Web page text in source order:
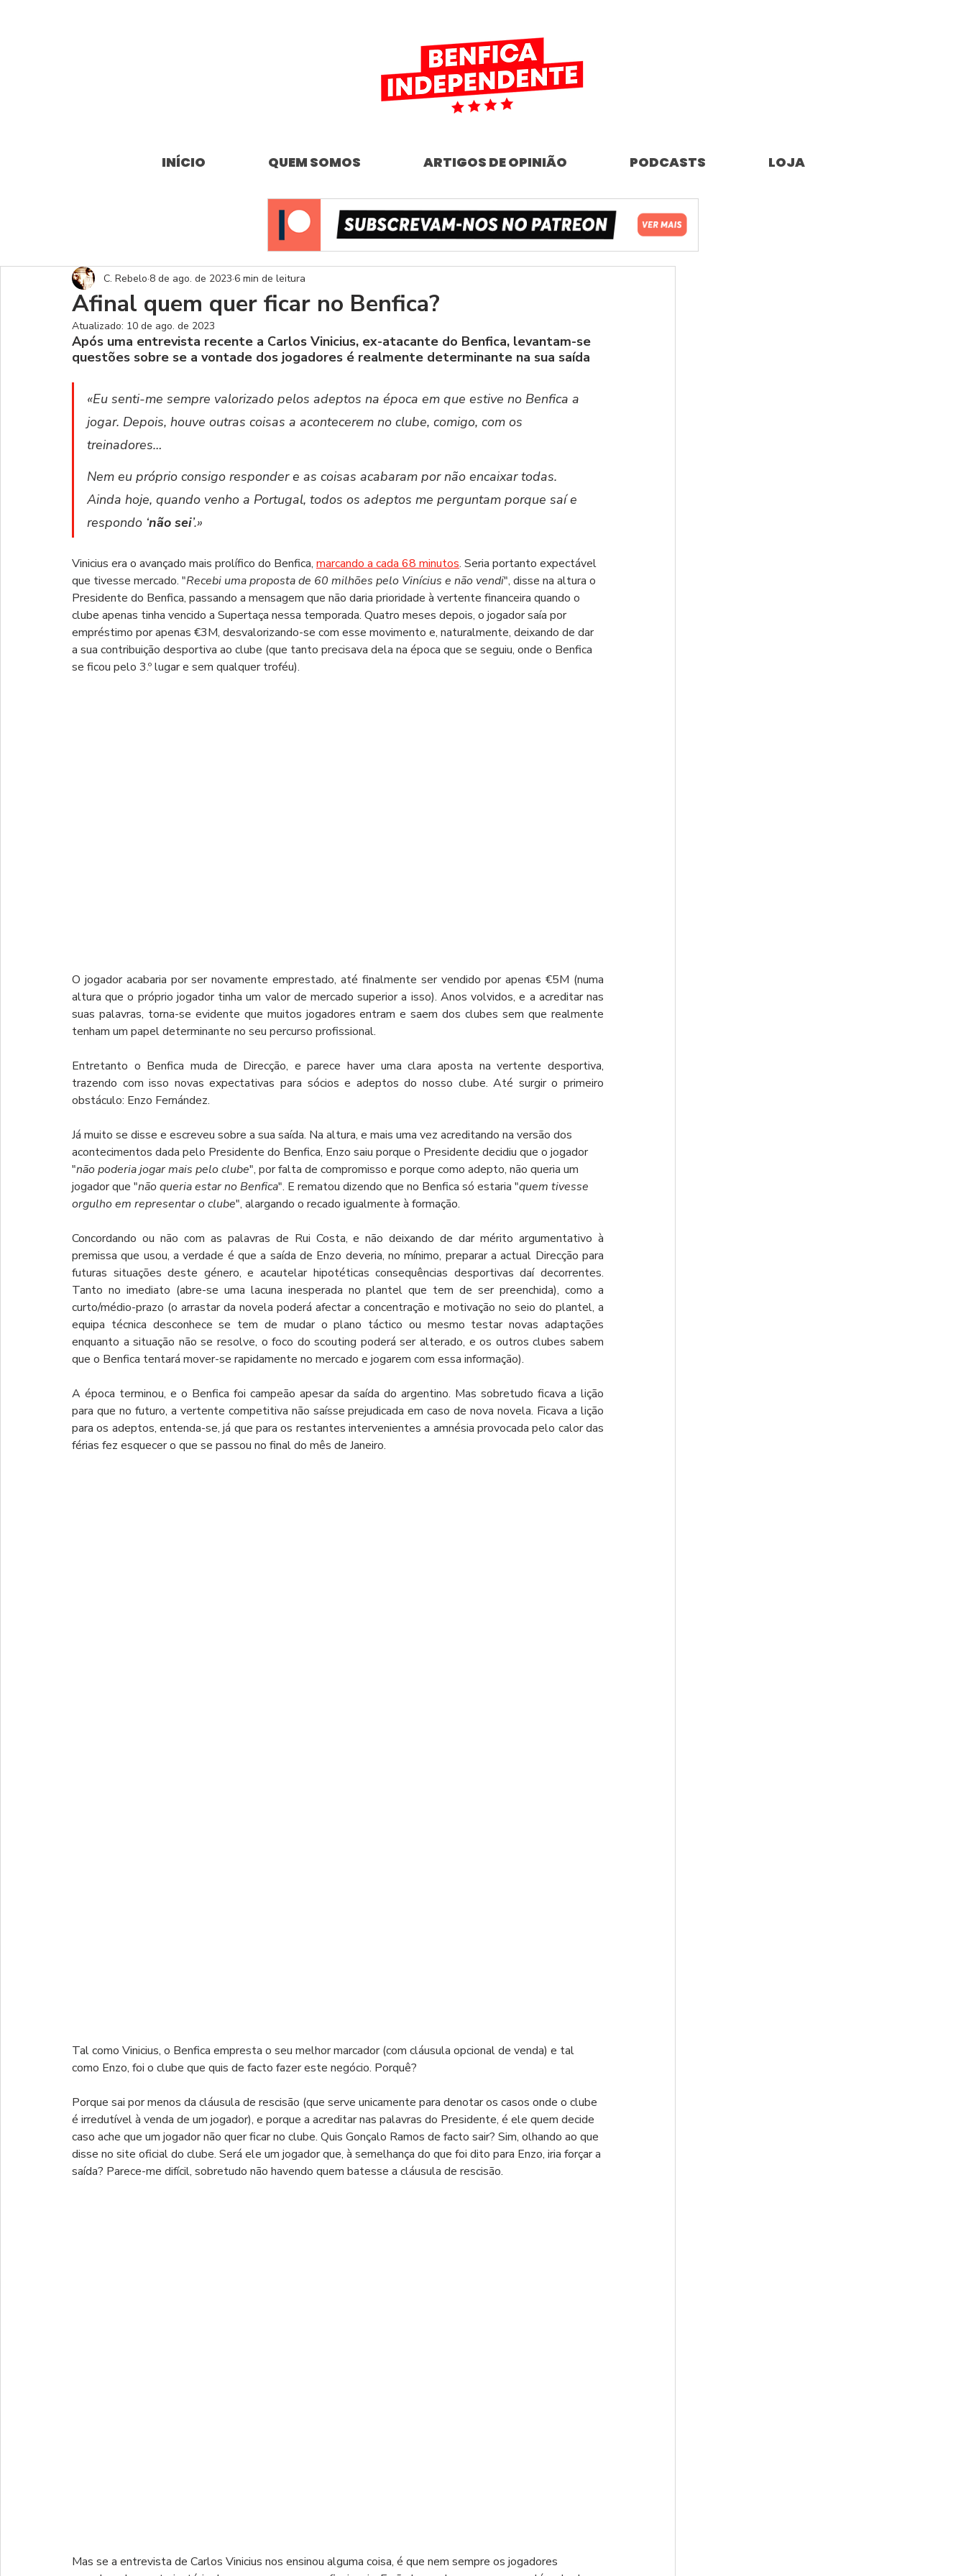
INÍCIO QUEM SOMOS ARTIGOS DE OPINIÃO PODCASTS LOJA
Afinal quem quer ficar no Benfica?
C. Rebelo 8 de ago. de 2023 6 min de leitura
Atualizado: 10 de ago. de 2023
Após uma entrevista recente a Carlos Vinicius, ex-atacante do Benfica, levantam-se
questões sobre se a vontade dos jogadores é realmente determinante na sua saída
«Eu senti-me sempre valorizado pelos adeptos na época em que estive no Benfica a
jogar. Depois, houve outras coisas a acontecerem no clube, comigo, com os
treinadores…
Nem eu próprio consigo responder e as coisas acabaram por não encaixar todas.
Ainda hoje, quando venho a Portugal, todos os adeptos me perguntam porque saí e
respondo ‘não sei’.»
Vinicius era o avançado mais prolífico do Benfica, marcando a cada 68 minutos. Seria portanto expectável
que tivesse mercado. "Recebi uma proposta de 60 milhões pelo Vinícius e não vendi", disse na altura o
Presidente do Benfica, passando a mensagem que não daria prioridade à vertente financeira quando o
clube apenas tinha vencido a Supertaça nessa temporada. Quatro meses depois, o jogador saía por
empréstimo por apenas €3M, desvalorizando-se com esse movimento e, naturalmente, deixando de dar
a sua contribuição desportiva ao clube (que tanto precisava dela na época que se seguiu, onde o Benfica
se ficou pelo 3.º lugar e sem qualquer troféu).
O jogador acabaria por ser novamente emprestado, até finalmente ser vendido por apenas €5M (numa
altura que o próprio jogador tinha um valor de mercado superior a isso). Anos volvidos, e a acreditar nas
suas palavras, torna-se evidente que muitos jogadores entram e saem dos clubes sem que realmente
tenham um papel determinante no seu percurso profissional.
Entretanto o Benfica muda de Direcção, e parece haver uma clara aposta na vertente desportiva,
trazendo com isso novas expectativas para sócios e adeptos do nosso clube. Até surgir o primeiro
obstáculo: Enzo Fernández.
Já muito se disse e escreveu sobre a sua saída. Na altura, e mais uma vez acreditando na versão dos
acontecimentos dada pelo Presidente do Benfica, Enzo saiu porque o Presidente decidiu que o jogador
"não poderia jogar mais pelo clube", por falta de compromisso e porque como adepto, não queria um
jogador que "não queria estar no Benfica". E rematou dizendo que no Benfica só estaria "quem tivesse
orgulho em representar o clube", alargando o recado igualmente à formação.
Concordando ou não com as palavras de Rui Costa, e não deixando de dar mérito argumentativo à
premissa que usou, a verdade é que a saída de Enzo deveria, no mínimo, preparar a actual Direcção para
futuras situações deste género, e acautelar hipotéticas consequências desportivas daí decorrentes.
Tanto no imediato (abre-se uma lacuna inesperada no plantel que tem de ser preenchida), como a
curto/médio-prazo (o arrastar da novela poderá afectar a concentração e motivação no seio do plantel, a
equipa técnica desconhece se tem de mudar o plano táctico ou mesmo testar novas adaptações
enquanto a situação não se resolve, o foco do scouting poderá ser alterado, e os outros clubes sabem
que o Benfica tentará mover-se rapidamente no mercado e jogarem com essa informação).
A época terminou, e o Benfica foi campeão apesar da saída do argentino. Mas sobretudo ficava a lição
para que no futuro, a vertente competitiva não saísse prejudicada em caso de nova novela. Ficava a lição
para os adeptos, entenda-se, já que para os restantes intervenientes a amnésia provocada pelo calor das
férias fez esquecer o que se passou no final do mês de Janeiro.
Tal como Vinicius, o Benfica empresta o seu melhor marcador (com cláusula opcional de venda) e tal
como Enzo, foi o clube que quis de facto fazer este negócio. Porquê?
Porque sai por menos da cláusula de rescisão (que serve unicamente para denotar os casos onde o clube
é irredutível à venda de um jogador), e porque a acreditar nas palavras do Presidente, é ele quem decide
caso ache que um jogador não quer ficar no clube. Quis Gonçalo Ramos de facto sair? Sim, olhando ao que
disse no site oficial do clube. Será ele um jogador que, à semelhança do que foi dito para Enzo, iria forçar a
saída? Parece-me difícil, sobretudo não havendo quem batesse a cláusula de rescisão.
Mas se a entrevista de Carlos Vinicius nos ensinou alguma coisa, é que nem sempre os jogadores